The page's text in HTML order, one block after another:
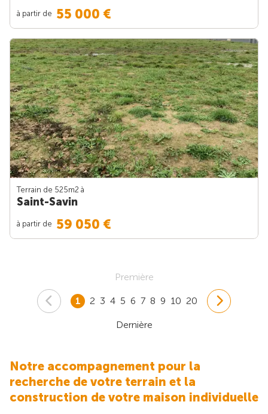
à partir de 55 000 €
Terrain de 525m2 à
Saint-Savin
à partir de 59 050 €
Première
1 2 3 4 5 6 7 8 9 10 20
Dernière
Notre accompagnement pour la
recherche de votre terrain et la
construction de votre maison individuelle